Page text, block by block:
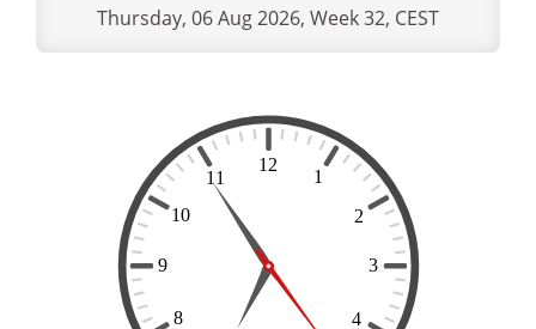
Thursday, 06 Aug 2026, Week 32, CEST